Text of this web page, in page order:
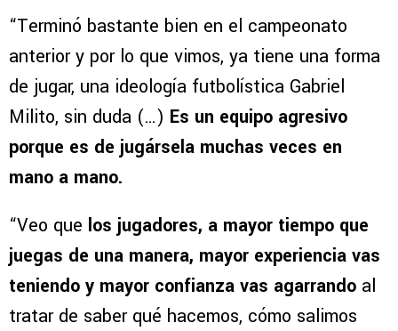
“Terminó bastante bien en el campeonato
anterior y por lo que vimos, ya tiene una forma
de jugar, una ideología futbolística Gabriel
Milito, sin duda (…) Es un equipo agresivo
porque es de jugársela muchas veces en
mano a mano.
“Veo que los jugadores, a mayor tiempo que
juegas de una manera, mayor experiencia vas
teniendo y mayor confianza vas agarrando al
tratar de saber qué hacemos, cómo salimos